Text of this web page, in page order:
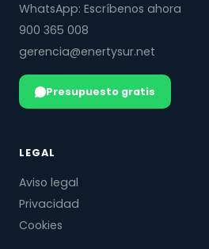
WhatsApp: Escríbenos ahora
900 365 008
gerencia@enertysur.net
Presupuesto gratis
LEGAL
Aviso legal
Privacidad
Cookies